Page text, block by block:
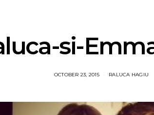
si-
OCTOBER 23, 2015 RALUCA HAGIU